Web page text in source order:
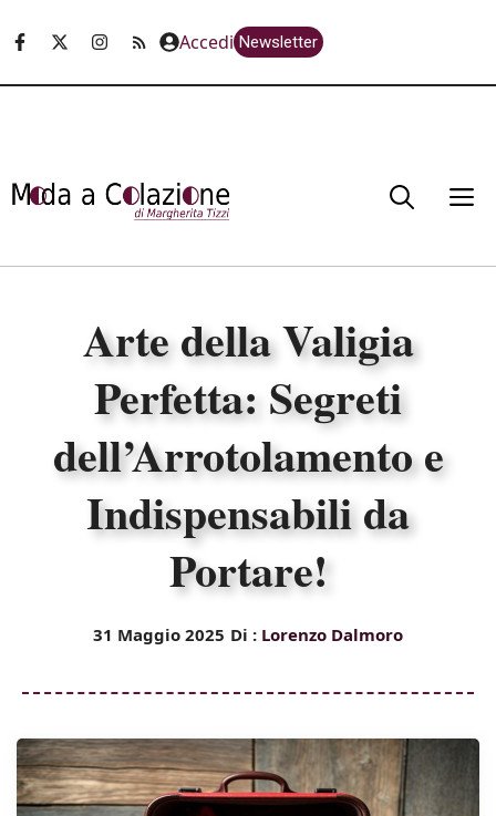
Accedi Newsletter
Arte della Valigia
Perfetta: Segreti
dell’Arrotolamento e
Indispensabili da
Portare!
31 Maggio 2025 Di : Lorenzo Dalmoro